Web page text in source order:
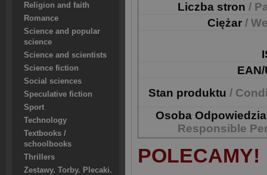
Religion and faith
Romance
Science and popular
science
Science and scientists
Science fiction
Social sciences
Speculative fiction
Sport
Technology
Textbooks /
schoolbooks
Thrillers
Zestawy. Torby. Plecaki.
Liczba stron /
Ciężar /
Stan produktu /
Osoba
Responsible
POLECAMY!